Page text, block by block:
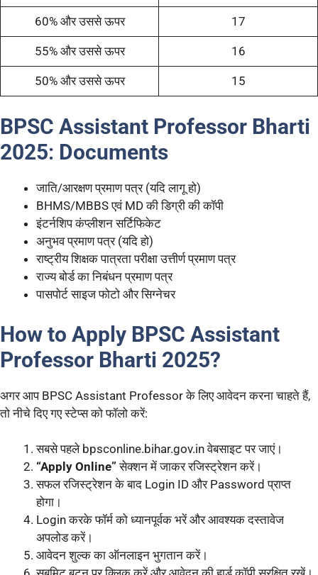
60% और उससे ऊपर 17
55% और उससे ऊपर 16
50% और उससे ऊपर 15
BPSC Assistant Professor Bharti
2025: Documents
जाति/आरक्षण प्रमाण पत्र (यदि लागू हो)
BHMS/MBBS एवं MD की डिग्री की कॉपी
इंटर्नशिप कंप्लीशन सर्टिफिकेट
अनुभव प्रमाण पत्र (यदि हो)
राष्ट्रीय शिक्षक पात्रता परीक्षा उत्तीर्ण प्रमाण पत्र
राज्य बोर्ड का निबंधन प्रमाण पत्र
पासपोर्ट साइज फोटो और सिग्नेचर
How to Apply BPSC Assistant
Professor Bharti 2025?
अगर आप BPSC Assistant Professor के लिए आवेदन करना चाहते हैं,
तो नीचे दिए गए स्टेप्स को फॉलो करें:
सबसे पहले bpsconline.bihar.gov.in वेबसाइट पर जाएं।
“Apply Online” सेक्शन में जाकर रजिस्ट्रेशन करें।
सफल रजिस्ट्रेशन के बाद Login ID और Password प्राप्त
होगा।
Login करके फॉर्म को ध्यानपूर्वक भरें और आवश्यक दस्तावेज
अपलोड करें।
आवेदन शुल्क का ऑनलाइन भुगतान करें।